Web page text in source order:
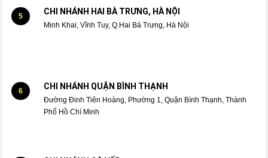
5 CHI NHÁNH HAI BÀ TRƯNG, HÀ NỘI
Minh Khai, Vĩnh Tuy, Q.Hai Bà Trưng, Hà Nội
6 CHI NHÁNH QUẬN BÌNH THẠNH
Đường Đinh Tiên Hoàng, Phường 1, Quận Bình Thạnh, Thành
Phố Hồ Chí Minh